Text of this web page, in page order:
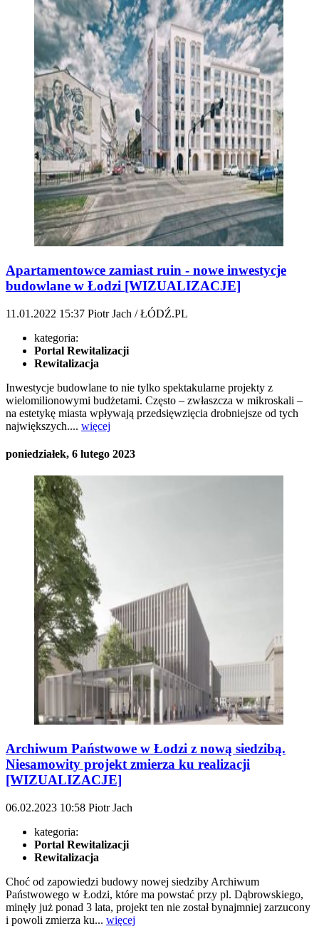
Apartamentowce zamiast ruin - nowe inwestycje
budowlane w Łodzi [WIZUALIZACJE]
11.01.2022 15:37 Piotr Jach / ŁÓDŹ.PL
kategoria:
Portal Rewitalizacji
Rewitalizacja
Inwestycje budowlane to nie tylko spektakularne projekty z
wielomilionowymi budżetami. Często – zwłaszcza w mikroskali –
na estetykę miasta wpływają przedsięwzięcia drobniejsze od tych
największych.... więcej
poniedziałek, 6 lutego 2023
Archiwum Państwowe w Łodzi z nową siedzibą.
Niesamowity projekt zmierza ku realizacji
[WIZUALIZACJE]
06.02.2023 10:58 Piotr Jach
kategoria:
Portal Rewitalizacji
Rewitalizacja
Choć od zapowiedzi budowy nowej siedziby Archiwum
Państwowego w Łodzi, które ma powstać przy pl. Dąbrowskiego,
minęły już ponad 3 lata, projekt ten nie został bynajmniej zarzucony
i powoli zmierza ku... więcej